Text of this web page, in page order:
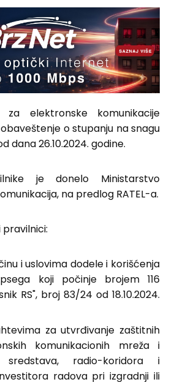
za elektronske komunikacije
obaveštenje o stupanju na snagu
dana 26.10.2024. godine.
je donelo Ministarstvo
na predlog RATEL-a.
pravilnici:
i uslovima dodele i korišćenja
koji počinje brojem 116
RS", broj 83/24 od 18.10.2024.
za utvrđivanje zaštitnih
komunikacionih mreža i
sredstava, radio-koridora i
radova pri izgradnji ili